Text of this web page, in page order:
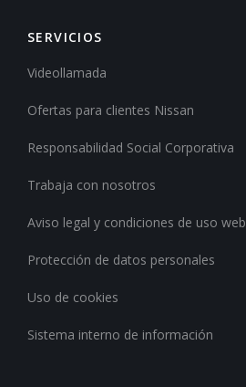
SERVICIOS
Videollamada
Ofertas para clientes Nissan
Responsabilidad Social Corporativa
Trabaja con nosotros
Aviso legal y condiciones de uso web
Protección de datos personales
Uso de cookies
Sistema interno de información